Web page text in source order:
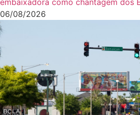
embaixadora como chantagem dos
06/08/2026